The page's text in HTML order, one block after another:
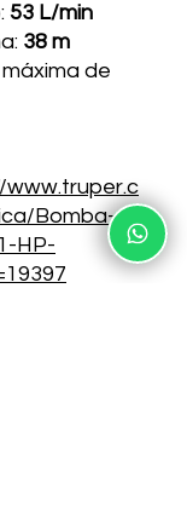
53 L/min
38 m
de
Bomba-
HP-